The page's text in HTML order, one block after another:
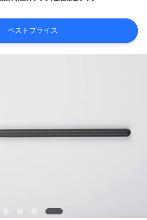
ベストプライス